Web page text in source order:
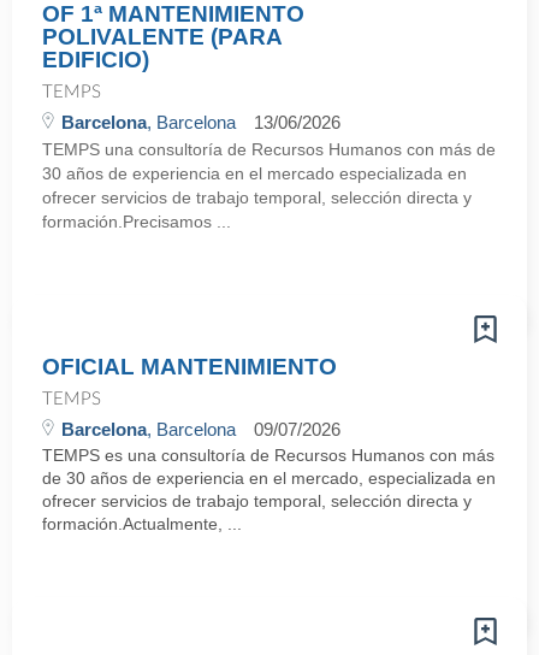
OF 1ª MANTENIMIENTO
POLIVALENTE (PARA
EDIFICIO)
TEMPS
Barcelona, Barcelona 13/06/2026
TEMPS una consultoría de Recursos Humanos con más de
30 años de experiencia en el mercado especializada en
ofrecer servicios de trabajo temporal, selección directa y
formación.Precisamos ...
OFICIAL MANTENIMIENTO
TEMPS
Barcelona, Barcelona 09/07/2026
TEMPS es una consultoría de Recursos Humanos con más
de 30 años de experiencia en el mercado, especializada en
ofrecer servicios de trabajo temporal, selección directa y
formación.Actualmente, ...